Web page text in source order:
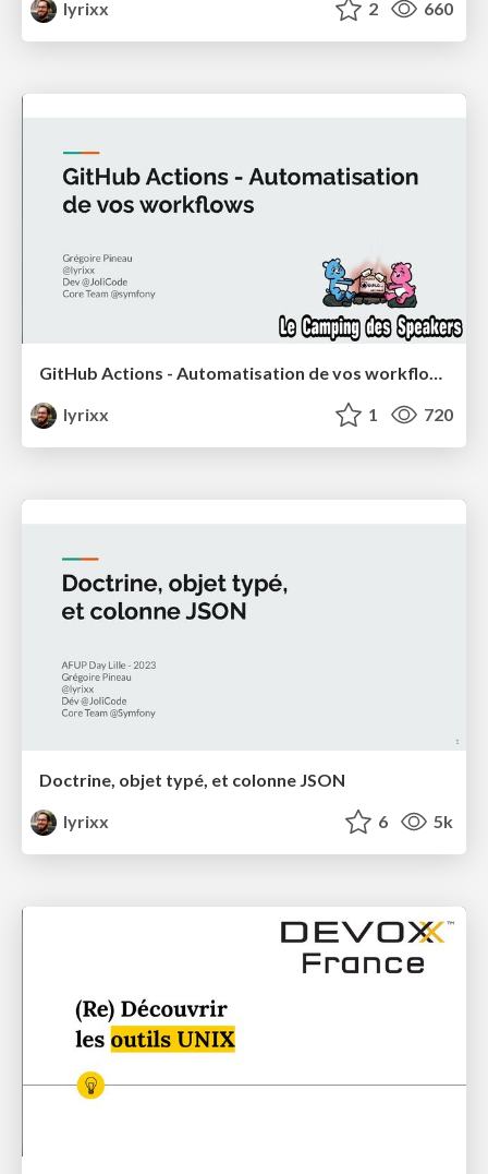
lyrixx 2 660
GitHub Actions - Automatisation de vos workflows
lyrixx
1 720
Doctrine, objet typé, et colonne JSON
lyrixx
6 5k